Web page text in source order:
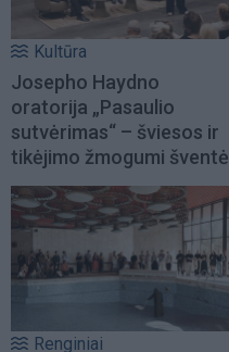
Kultūra
Josepho Haydno
oratorija „Pasaulio
sutvėrimas“ – šviesos ir
tikėjimo žmogumi šventė
Renginiai